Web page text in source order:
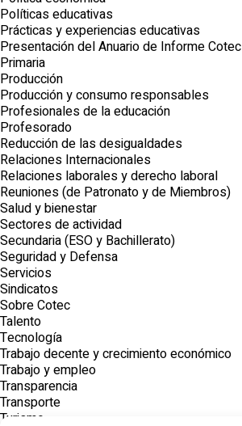
Políticas educativas
Prácticas y experiencias educativas
Presentación del Anuario de Informe Cotec
Primaria
Producción
Producción y consumo responsables
Profesionales de la educación
Profesorado
Reducción de las desigualdades
Relaciones Internacionales
Relaciones laborales y derecho laboral
Reuniones (de Patronato y de Miembros)
Salud y bienestar
Sectores de actividad
Secundaria (ESO y Bachillerato)
Seguridad y Defensa
Servicios
Sindicatos
Sobre Cotec
Talento
Tecnología
Trabajo decente y crecimiento económico
Trabajo y empleo
Transparencia
Transporte
Turismo